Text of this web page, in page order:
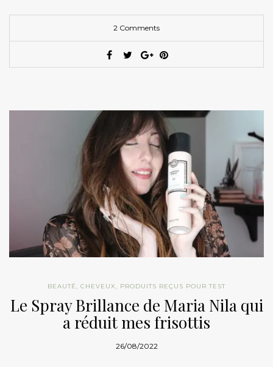
2 Comments
BEAUTÉ, CHEVEUX, PRODUITS REÇUS POUR TEST
Le Spray Brillance de Maria Nila qui
a réduit mes frisottis
26/08/2022